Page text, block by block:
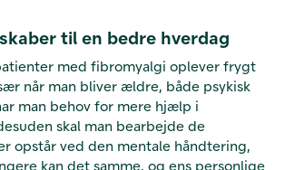
til en bedre hverdag
med fibromyalgi oplever frygt
når man bliver ældre, både psykisk
man behov for mere hjælp i
skal man bearbejde de
opstår ved den mentale håndtering,
kan det samme, og ens personlige